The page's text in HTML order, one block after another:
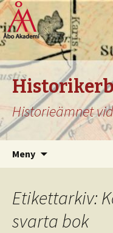
Historieämnet
Meny
Etikettarkiv:
svarta bok